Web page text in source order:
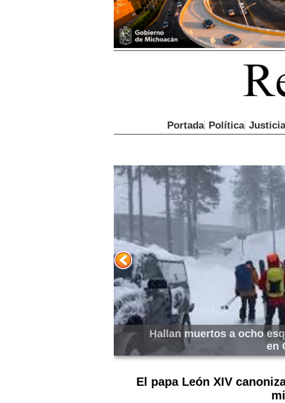
Portada Política Justicia
El papa León XIV